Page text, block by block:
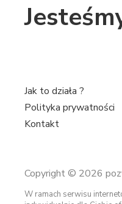
Jak to działa ?
Polityka prywatności
Kontakt
Copyright © 2026
W ramach serwisu